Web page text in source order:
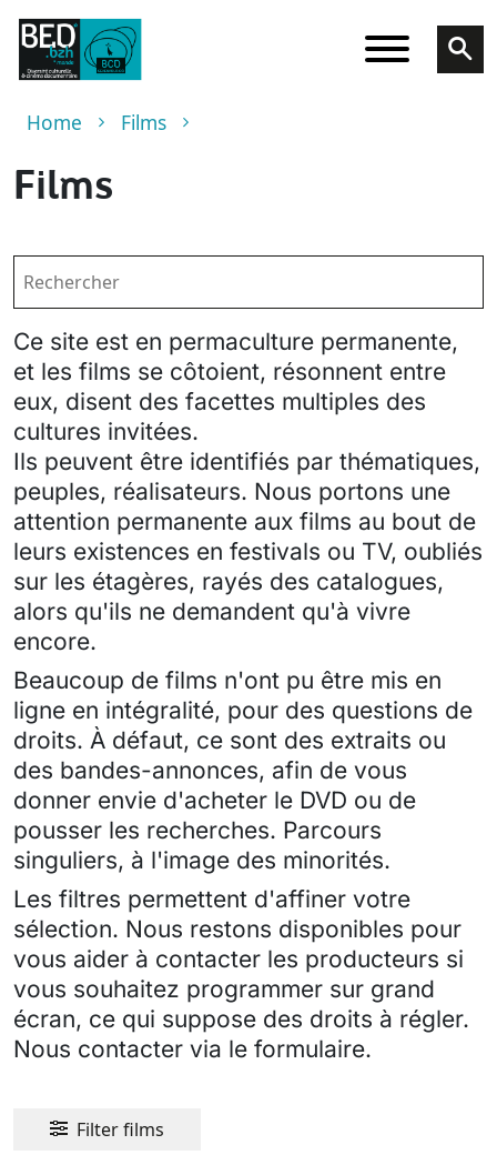
Skip to main content
Breadcrumb
Home Films
Films
Ce site est en permaculture permanente,
et les films se côtoient, résonnent entre
eux, disent des facettes multiples des
cultures invitées.
Ils peuvent être identifiés par thématiques,
peuples, réalisateurs. Nous portons une
attention permanente aux films au bout de
leurs existences en festivals ou TV, oubliés
sur les étagères, rayés des catalogues,
alors qu'ils ne demandent qu'à vivre
encore.
Beaucoup de films n'ont pu être mis en
ligne en intégralité, pour des questions de
droits. À défaut, ce sont des extraits ou
des bandes-annonces, afin de vous
donner envie d'acheter le DVD ou de
pousser les recherches. Parcours
singuliers, à l'image des minorités.
Les filtres permettent d'affiner votre
sélection. Nous restons disponibles pour
vous aider à contacter les producteurs si
vous souhaitez programmer sur grand
écran, ce qui suppose des droits à régler.
Nous contacter via le formulaire.
Filter films